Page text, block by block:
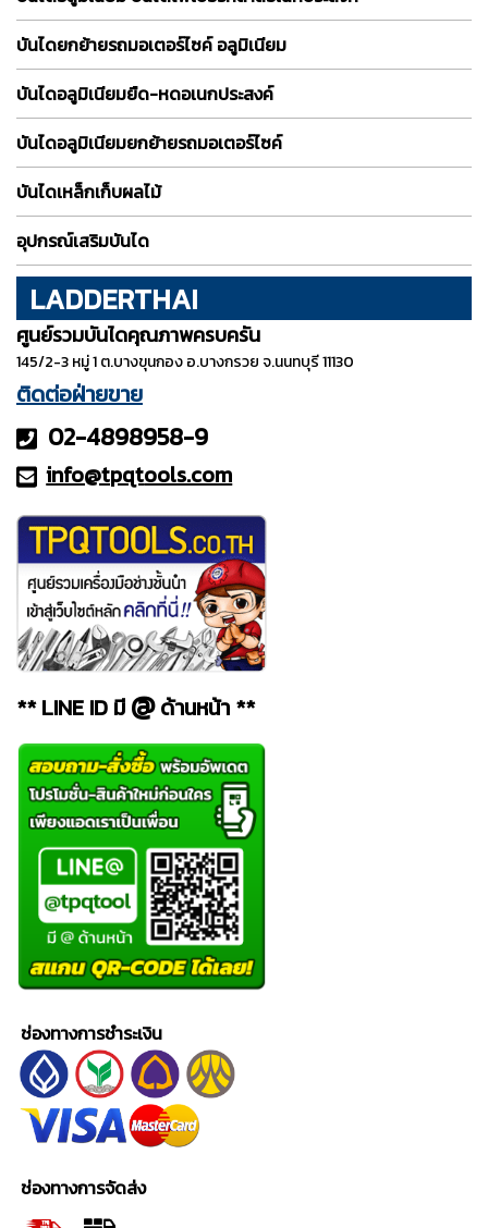
บันไดยกย้ายรถมอเตอร์ไซค์ อลูมิเนียม
บันไดอลูมิเนียมยืด-หดอเนกประสงค์
บันไดอลูมิเนียมยกย้ายรถมอเตอร์ไซค์
บันไดเหล็กเก็บผลไม้
อุปกรณ์เสริมบันได
LADDERTHAI
ศูนย์รวมบันไดคุณภาพครบครัน
145/2-3 หมู่ 1 ต.บางขุนกอง อ.บางกรวย จ.นนทบุรี 11130
ติดต่อฝ่ายขาย
02-4898958-9
info@tpqtools.com
** LINE ID มี @ด้านหน้า **
ช่องทางการชำระเงิน
ช่องทางการจัดส่ง